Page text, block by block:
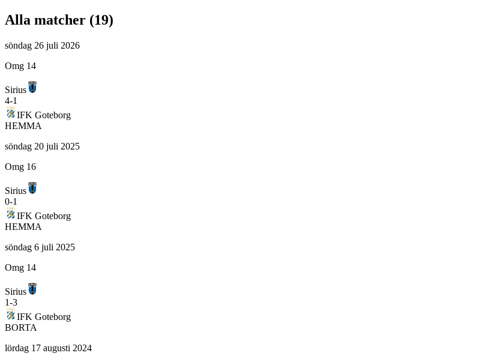
Alla matcher (19)
söndag 26 juli 2026
Omg 14
Sirius
4-1
IFK Goteborg
HEMMA
söndag 20 juli 2025
Omg 16
Sirius
0-1
IFK Goteborg
HEMMA
söndag 6 juli 2025
Omg 14
Sirius
1-3
IFK Goteborg
BORTA
lördag 17 augusti 2024